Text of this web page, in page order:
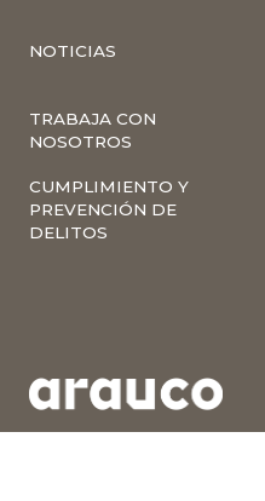
NOTICIAS
TRABAJA CON
NOSOTROS
CUMPLIMIENTO Y
PREVENCIÓN DE
DELITOS